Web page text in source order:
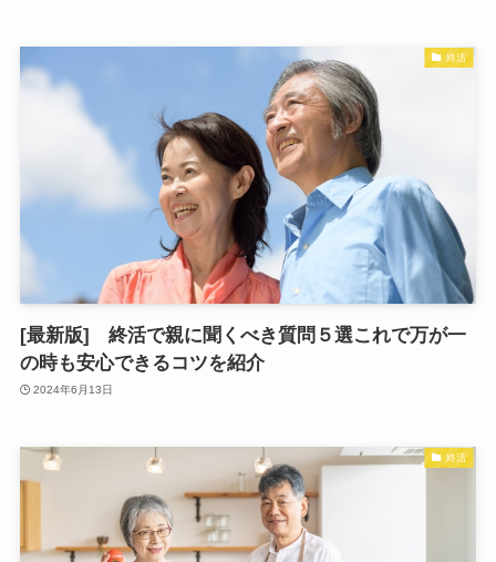
終活
[最新版] 終活で親に聞くべき質問５選これで万が一
の時も安心できるコツを紹介
2024年6月13日
終活